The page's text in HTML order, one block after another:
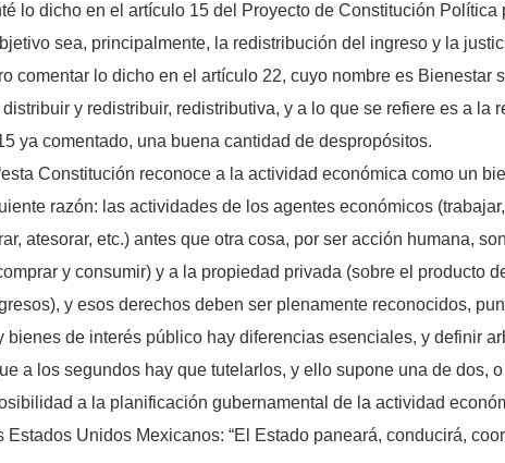
lo dicho en el artículo 15 del Proyecto de Constitución
sea, principalmente, la redistribución del ingreso y la
comentar lo dicho en el artículo 22, cuyo nombre es Bienestar
y redistribuir, redistributiva, y a lo que se refiere es a la
ya comentado, una buena cantidad de despropósitos.
Constitución reconoce a la actividad económica como un
razón: las actividades de los agentes económicos
atesorar, etc.) antes que otra cosa, por ser acción humana,
y consumir) y a la propiedad privada (sobre el producto
y esos derechos deben ser plenamente reconocidos,
de interés público hay diferencias esenciales, y definir
a los segundos hay que tutelarlos, y ello supone una de dos,
a la planificación gubernamental de la actividad
Unidos Mexicanos: “El Estado paneará, conducirá,